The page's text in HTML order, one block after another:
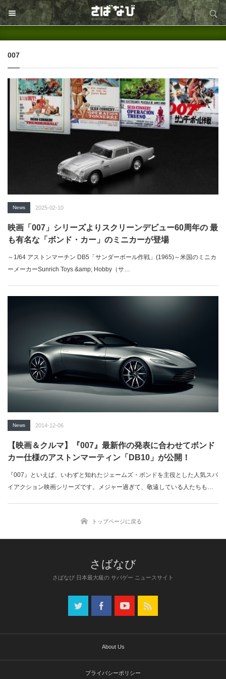
サイト内検索
007
News 2025-02-10
映画「007」シリーズよりスクリーンデビュー60周年の 最
も有名な「ボンド・カー」のミニカーが登場
～1/64 アストンマーチン DB5「サンダーボール作戦」(1965)～米国のミニカ
ーメーカーSunrich Toys &amp; Hobby（サ…
News 2014-12-06
【映画＆クルマ】『007』最新作の発表に合わせてボンド
カー仕様のアストンマーティン「DB10」が公開！
『007』といえば、いわずと知れたジェームズ・ボンドを主役とした人気スパ
イアクション映画シリーズです。メジャー過ぎて、敬遠している人たちも…
トップページに戻る
さばなび 日本最大級の サバゲー ニュースサイト
About Us
プライバシーポリシー
サイト内検索